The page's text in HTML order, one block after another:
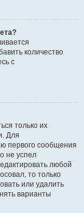
количество
с
только их
Для
первого сообщения
не успел
любой
то только
или удалить
варианты